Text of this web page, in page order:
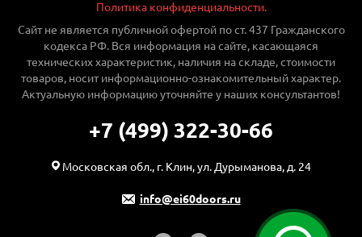
Политика конфиденциальности.
Сайт не является публичной офертой по ст. 437 Гражданского
кодекса РФ. Вся информация на сайте, касающаяся
технических характеристик, наличия на складе, стоимости
товаров, носит информационно-ознакомительный характер.
Актуальную информацию уточняйте у наших консультантов!
+7 (499) 322-30-66
Московская обл., г. Клин, ул. Дурыманова, д. 24
info@ei60doors.ru